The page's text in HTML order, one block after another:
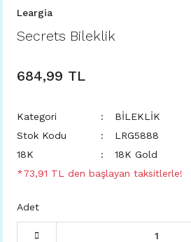
Leargia
Secrets Bileklik
684,99 TL
Kategori
BİLEKLİK
Stok Kodu
LRG5888
18K
18K Gold
*73,91 TL den başlayan taksitlerle!
Adet